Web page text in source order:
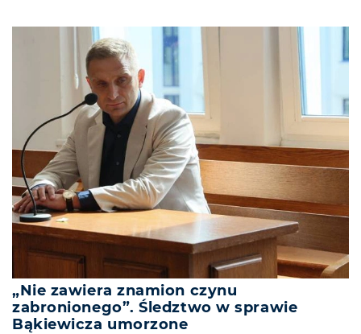
„Nie zawiera znamion czynu
zabronionego”. Śledztwo w sprawie
Bąkiewicza umorzone